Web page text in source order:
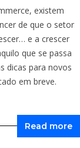
existem
de que o setor
e a crescer
que se passa
dicas para novos
em breve.
Read more